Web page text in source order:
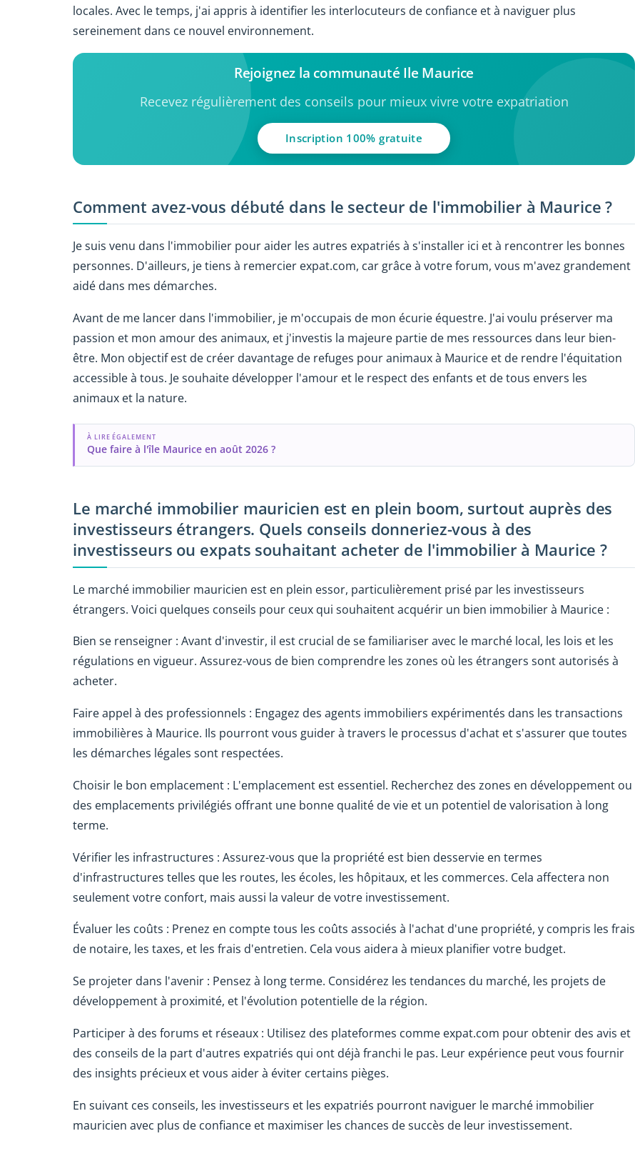
locales. Avec le temps, j'ai appris à identifier les interlocuteurs de confiance et à naviguer plus
sereinement dans ce nouvel environnement.
Rejoignez la communauté Ile Maurice
Recevez régulièrement des conseils pour mieux vivre votre expatriation
Inscription 100% gratuite
Comment avez-vous débuté dans le secteur de l'immobilier à Maurice ?
Je suis venu dans l'immobilier pour aider les autres expatriés à s'installer ici et à rencontrer les bonnes
personnes. D'ailleurs, je tiens à remercier expat.com, car grâce à votre forum, vous m'avez grandement
aidé dans mes démarches.
Avant de me lancer dans l'immobilier, je m'occupais de mon écurie équestre. J'ai voulu préserver ma
passion et mon amour des animaux, et j'investis la majeure partie de mes ressources dans leur bien-
être. Mon objectif est de créer davantage de refuges pour animaux à Maurice et de rendre l'équitation
accessible à tous. Je souhaite développer l'amour et le respect des enfants et de tous envers les
animaux et la nature.
À LIRE ÉGALEMENT
Que faire à l'île Maurice en août 2026 ?
Le marché immobilier mauricien est en plein boom, surtout auprès des
investisseurs étrangers. Quels conseils donneriez-vous à des
investisseurs ou expats souhaitant acheter de l'immobilier à Maurice ?
Le marché immobilier mauricien est en plein essor, particulièrement prisé par les investisseurs
étrangers. Voici quelques conseils pour ceux qui souhaitent acquérir un bien immobilier à Maurice :
Bien se renseigner : Avant d'investir, il est crucial de se familiariser avec le marché local, les lois et les
régulations en vigueur. Assurez-vous de bien comprendre les zones où les étrangers sont autorisés à
acheter.
Faire appel à des professionnels : Engagez des agents immobiliers expérimentés dans les transactions
immobilières à Maurice. Ils pourront vous guider à travers le processus d'achat et s'assurer que toutes
les démarches légales sont respectées.
Choisir le bon emplacement : L'emplacement est essentiel. Recherchez des zones en développement ou
des emplacements privilégiés offrant une bonne qualité de vie et un potentiel de valorisation à long
terme.
Vérifier les infrastructures : Assurez-vous que la propriété est bien desservie en termes
d'infrastructures telles que les routes, les écoles, les hôpitaux, et les commerces. Cela affectera non
seulement votre confort, mais aussi la valeur de votre investissement.
Évaluer les coûts : Prenez en compte tous les coûts associés à l'achat d'une propriété, y compris les frais
de notaire, les taxes, et les frais d'entretien. Cela vous aidera à mieux planifier votre budget.
Se projeter dans l'avenir : Pensez à long terme. Considérez les tendances du marché, les projets de
développement à proximité, et l'évolution potentielle de la région.
Participer à des forums et réseaux : Utilisez des plateformes comme expat.com pour obtenir des avis et
des conseils de la part d'autres expatriés qui ont déjà franchi le pas. Leur expérience peut vous fournir
des insights précieux et vous aider à éviter certains pièges.
En suivant ces conseils, les investisseurs et les expatriés pourront naviguer le marché immobilier
mauricien avec plus de confiance et maximiser les chances de succès de leur investissement.